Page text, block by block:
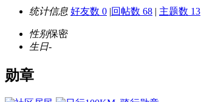
统计信息 好友数 0 |回帖数 68 | 主题数 13
性别保密
生日-
勋章